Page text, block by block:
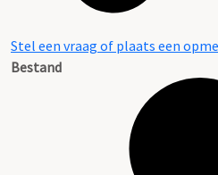
Stel een vraag of plaats een
Bestand